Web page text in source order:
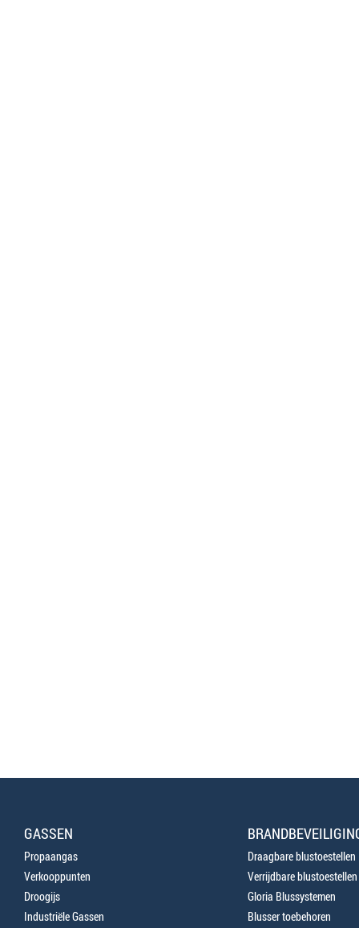
GASSEN
Propaangas
Verkooppunten
Droogijs
Industriële Gassen
Draagbare blustoestellen
Verrijdbare blustoestellen
Gloria Blussystemen
Blusser toebehoren